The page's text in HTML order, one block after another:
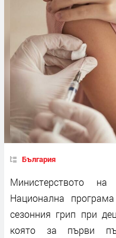
България
Министерството на
Национална
сезонния грип при
която за първи